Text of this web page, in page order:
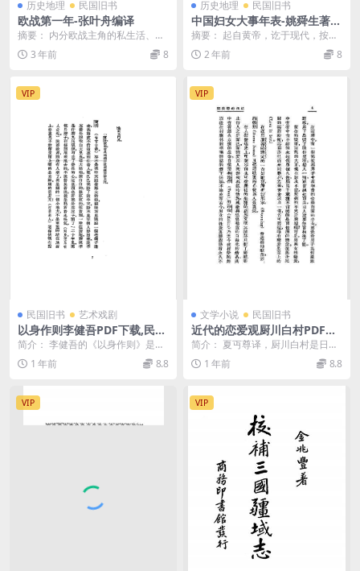
历史地理 民国旧书
欧战第一年-张叶舟编译
摘要： 内分欧战主角的私生活、新
时代的新战术、几次有名的会战、
决胜阶段的欧战等4...
3 年前 8
历史地理 民国旧书
中国妇女大事年表-姚舜生著-
女子书店
摘要： 起自黄帝，讫于现代，按年
记述妇女大事，取材于《二十四
史》、《清朝东华录》...
2 年前 8
VIP
民国旧书 艺术戏剧
以身作则李健吾PDF下载,民国
李健吾话剧著作集
简介： 李健吾的《以身作则》是一
部以高超的喜剧手法、辛辣犀利的
笔触，深刻揭露和批...
1 年前 8.8
VIP
文学小说 民国旧书
近代的恋爱观厨川白村PDF下
载,厨川白村恋爱观研究著作
简介： 夏丏尊译，厨川白村是日本
大正时期的文艺评论家与思想家，
其思想深刻影响了东...
1 年前 8.8
VIP VIP